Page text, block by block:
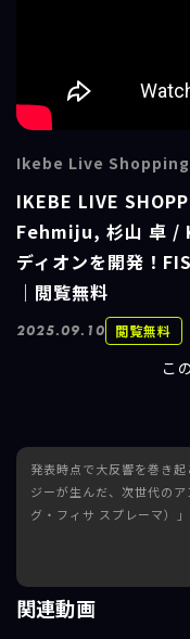
Ikebe Live Shopping
IKEBE LIVE
Fehmiju, 杉山 卓 /
ディオンを開発！
｜閲覧無料
2025.09.10 閲覧無料
こ
発表時点で大反響を巻き
ジーが生んだ、次世代のア
グ・フィサ スプレーマ）」
KORG初の電子アコーデ
ダーを務めた、Fati
説！さらにアコーディオン
関連動画